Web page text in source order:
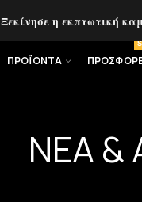
ΠΡΟΪΟΝΤΑ
ΝΕΑ &
Ξεκίνησε η εκπτωτική